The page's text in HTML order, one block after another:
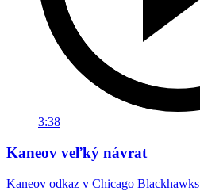
3:38
Kaneov veľký návrat
Kaneov odkaz v Chicago Blackhawks